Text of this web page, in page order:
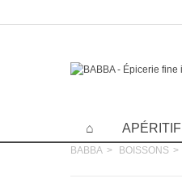
APÉRITIF
BABBA > BOISSONS >